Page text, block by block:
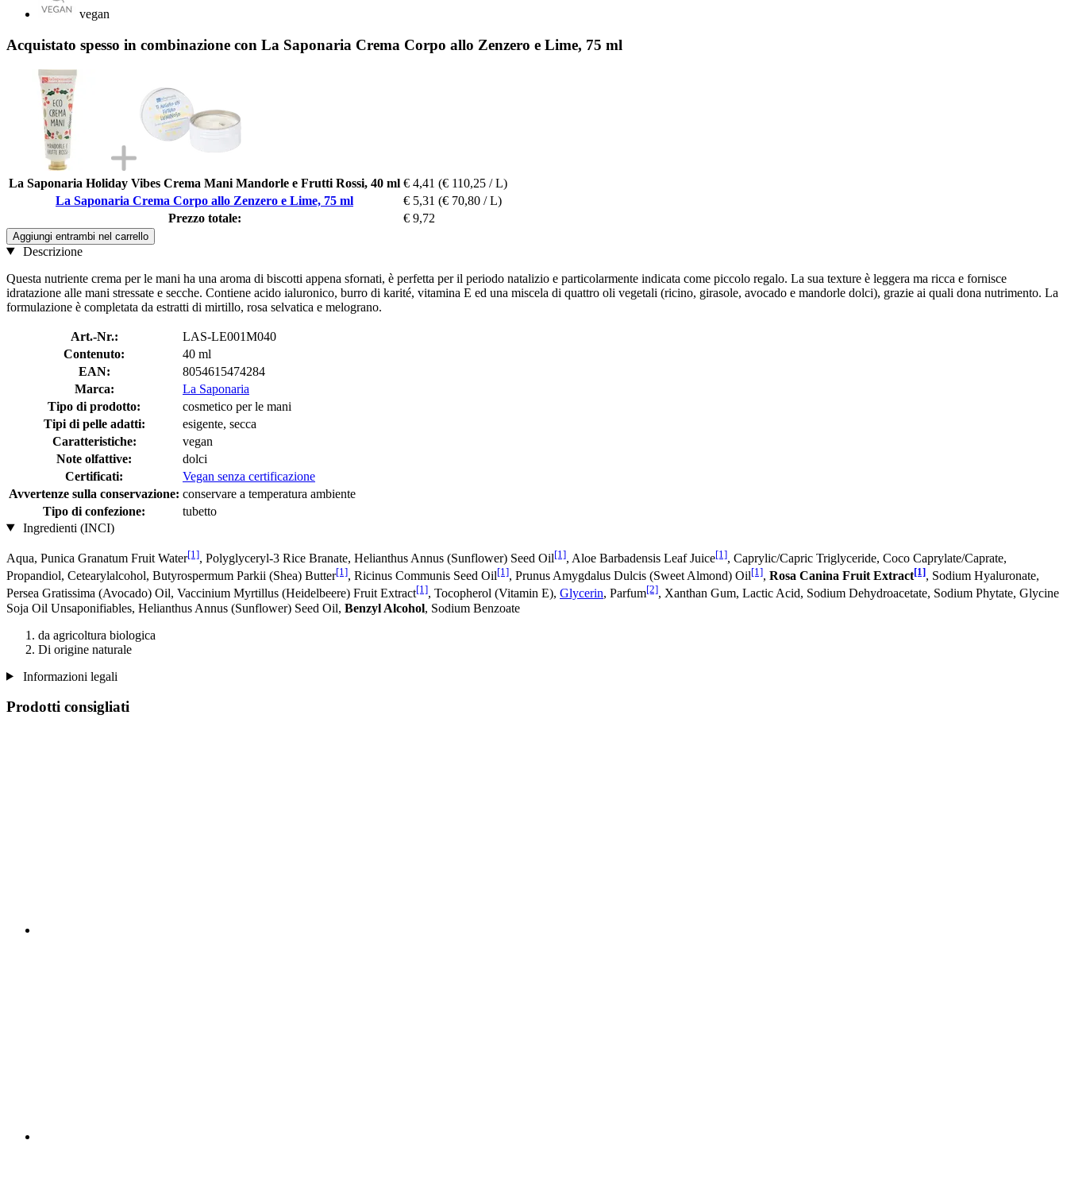
vegan
Acquistato spesso in combinazione con La Saponaria Crema Corpo allo Zenzero e Lime, 75 ml
La Saponaria Holiday Vibes Crema Mani Mandorle e Frutti Rossi, 40 ml € 4,41 (€ 110,25 / L)
La Saponaria Crema Corpo allo Zenzero e Lime, 75 ml
€ 5,31 (€ 70,80 / L)
Prezzo totale:
€ 9,72
Aggiungi entrambi nel carrello
Descrizione
Questa nutriente crema per le mani ha una aroma di biscotti appena sfornati, è perfetta per il periodo natalizio e particolarmente indicata come piccolo regalo. La sua texture è leggera ma ricca e fornisce
idratazione alle mani stressate e secche. Contiene acido ialuronico, burro di karité, vitamina E ed una miscela di quattro oli vegetali (ricino, girasole, avocado e mandorle dolci), grazie ai quali dona nutrimento. La
formulazione è completata da estratti di mirtillo, rosa selvatica e melograno.
Art.-Nr.:
LAS-LE001M040
Contenuto:
40 ml
EAN:
8054615474284
Marca:
La Saponaria
Tipo di prodotto:
cosmetico per le mani
Tipi di pelle adatti:
esigente, secca
Caratteristiche:
vegan
Note olfattive:
dolci
Certificati:
Vegan senza certificazione
Avvertenze sulla conservazione: conservare a temperatura ambiente
Tipo di confezione:
tubetto
Ingredienti (INCI)
Aqua, Punica Granatum Fruit Water[1], Polyglyceryl-3 Rice Branate, Helianthus Annus (Sunflower) Seed Oil[1], Aloe Barbadensis Leaf Juice[1], Caprylic/Capric Triglyceride, Coco Caprylate/Caprate,
Propandiol, Cetearylalcohol, Butyrospermum Parkii (Shea) Butter[1], Ricinus Communis Seed Oil[1], Prunus Amygdalus Dulcis (Sweet Almond) Oil[1], Rosa Canina Fruit Extract[1], Sodium Hyaluronate,
Persea Gratissima (Avocado) Oil, Vaccinium Myrtillus (Heidelbeere) Fruit Extract[1], Tocopherol (Vitamin E), Glycerin, Parfum[2], Xanthan Gum, Lactic Acid, Sodium Dehydroacetate, Sodium Phytate, Glycine
Soja Oil Unsaponifiables, Helianthus Annus (Sunflower) Seed Oil, Benzyl Alcohol, Sodium Benzoate
da agricoltura biologica
Di origine naturale
Informazioni legali
Prodotti consigliati